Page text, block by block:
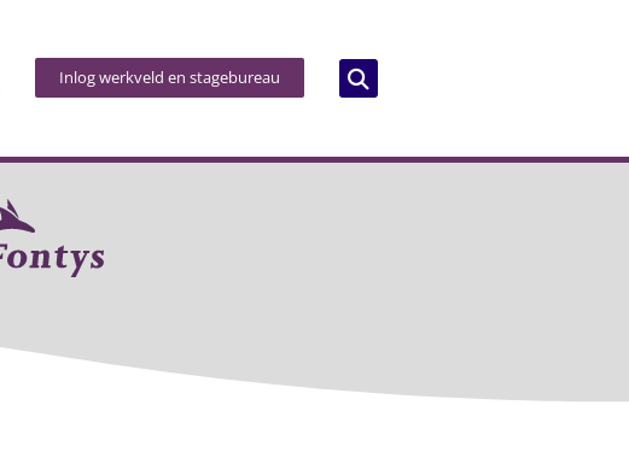
Inlog werkveld en stagebureau